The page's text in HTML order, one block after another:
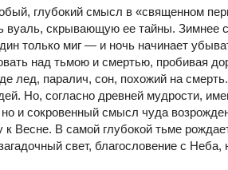
глубокий смысл в «священном
вуаль, скрывающую ее тайны. Зимнее
только миг — и ночь начинает
над тьмою и смертью, пробивая
лед, паралич, сон, похожий на
Но, согласно древней мудрости,
но и сокровенный смысл чуда
к Весне. В самой глубокой тьме
свет, благословение с